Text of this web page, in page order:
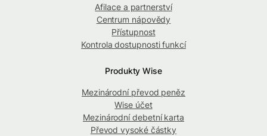
Afilace a partnerství
Centrum nápovědy
Přístupnost
Kontrola dostupnosti funkcí
Produkty Wise
Mezinárodní převod peněz
Wise účet
Mezinárodní debetní karta
Převod vysoké částky